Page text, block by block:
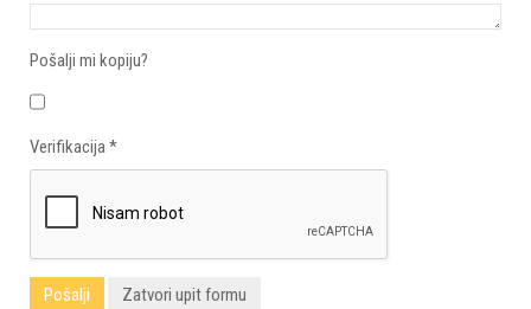
Pošalji mi kopiju?
Verifikacija *
Pošalji Zatvori upit formu